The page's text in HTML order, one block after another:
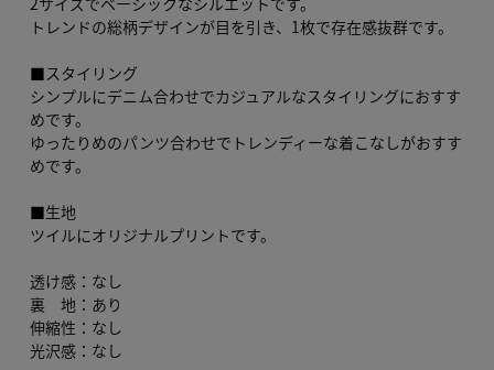
トレンドの総柄デザインが目を引き、1枚で存在感抜群です。
■スタイリング
シンプルにデニム合わせでカジュアルなスタイリングにおすす
めです。
ゆったりめのパンツ合わせでトレンディーな着こなしがおすす
めです。
■生地
ツイルにオリジナルプリントです。
透け感：なし
裏 地：あり
伸縮性：なし
光沢感：なし